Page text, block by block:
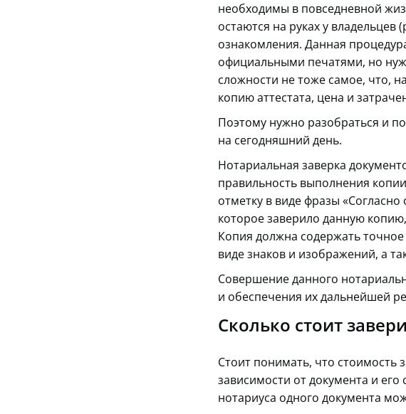
необходимы в повседневной
остаются на руках у
ознакомления. Данная
официальными печатями, но
сложности не тоже самое, что,
копию аттестата, цена и
Поэтому нужно разобраться и
на сегодняшний день.
Нотариальная заверка
правильность выполнения
отметку в виде фразы
которое заверило данную
Копия должна содержать
виде знаков и изображений, а
Совершение данного
и обеспечения их дальнейшей
Сколько стоит
Стоит понимать, что стоимость
зависимости от документа и
нотариуса одного документа